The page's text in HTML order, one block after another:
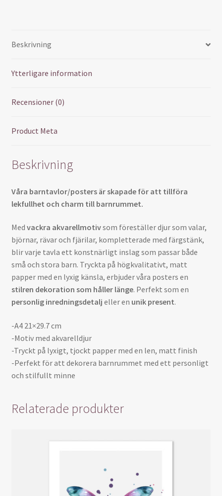
Beskrivning
Ytterligare information
Recensioner (0)
Product Meta
Beskrivning
Våra barntavlor/posters är skapade för att tillföra
lekfullhet och charm till barnrummet.
Med vackra akvarellmotivsom föreställer djur som valar,
björnar, rävar och fjärilar, kompletterade med färgstänk,
blir varje tavla ett konstnärligt inslag som passar både
små och stora barn. Tryckta på högkvalitativt, matt
papper med en lyxig känsla, erbjuder våra posters en
stilren dekoration som håller länge. Perfekt som en
personlig inredningsdetalj eller en unik present.
-A4 21×29.7 cm
-Motiv med akvarelldjur
-Tryckt på lyxigt, tjockt papper med en len, matt finish
-Perfekt för att dekorera barnrummet med ett personligt
och stilfullt minne
Relaterade produkter